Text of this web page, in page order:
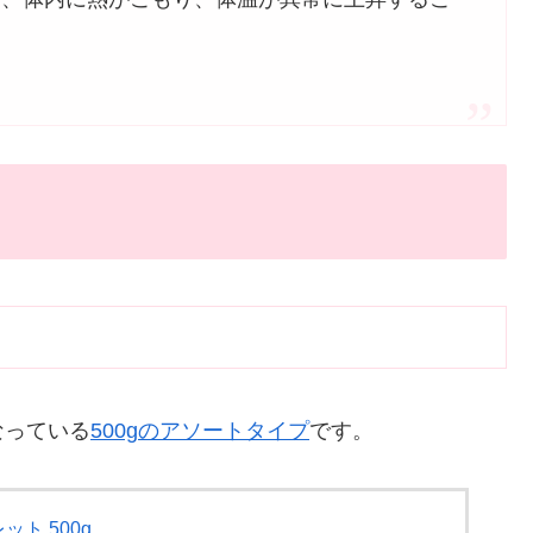
ている500gのアソートタイプです。